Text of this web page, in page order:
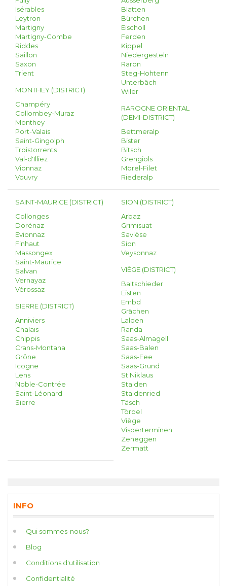
Isérables
Leytron
Martigny
Martigny-Combe
Riddes
Saillon
Saxon
Trient
MONTHEY (DISTRICT)
Champéry
Collombey-Muraz
Monthey
Port-Valais
Saint-Gingolph
Troistorrents
Val-d'Illiez
Vionnaz
Vouvry
Blatten
Bürchen
Eischoll
Ferden
Kippel
Niedergesteln
Raron
Steg-Hohtenn
Unterbäch
Wiler
RAROGNE ORIENTAL
(DEMI-DISTRICT)
Bettmeralp
Bister
Bitsch
Grengiols
Mörel-Filet
Riederalp
SAINT-MAURICE (DISTRICT)
Collonges
Dorénaz
Evionnaz
Finhaut
Massongex
Saint-Maurice
Salvan
Vernayaz
Vérossaz
SIERRE (DISTRICT)
Anniviers
Chalais
Chippis
Crans-Montana
Grône
Icogne
Lens
Noble-Contrée
Saint-Léonard
Sierre
SION (DISTRICT)
Arbaz
Grimisuat
Savièse
Sion
Veysonnaz
VIÈGE (DISTRICT)
Baltschieder
Eisten
Embd
Grächen
Lalden
Randa
Saas-Almagell
Saas-Balen
Saas-Fee
Saas-Grund
St Niklaus
Stalden
Staldenried
Täsch
Törbel
Viège
Visperterminen
Zeneggen
Zermatt
INFO
Qui sommes-nous?
Blog
Conditions d'utilisation
Confidentialité